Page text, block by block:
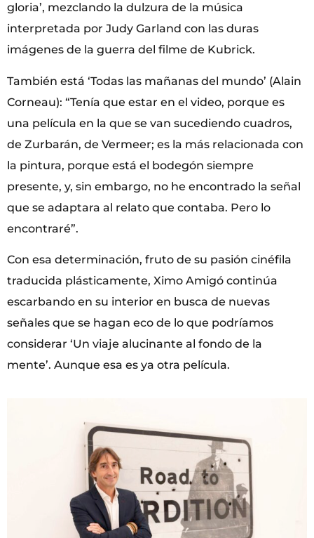
gloria’, mezclando la dulzura de la música
interpretada por Judy Garland con las duras
imágenes de la guerra del filme de Kubrick.
También está ‘Todas las mañanas del mundo’ (Alain
Corneau): “Tenía que estar en el video, porque es
una película en la que se van sucediendo cuadros,
de Zurbarán, de Vermeer; es la más relacionada con
la pintura, porque está el bodegón siempre
presente, y, sin embargo, no he encontrado la señal
que se adaptara al relato que contaba. Pero lo
encontraré”.
Con esa determinación, fruto de su pasión cinéfila
traducida plásticamente, Ximo Amigó continúa
escarbando en su interior en busca de nuevas
señales que se hagan eco de lo que podríamos
considerar ‘Un viaje alucinante al fondo de la
mente’. Aunque esa es ya otra película.